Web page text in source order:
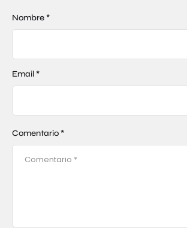
Comentario *
Nombre *
Email *